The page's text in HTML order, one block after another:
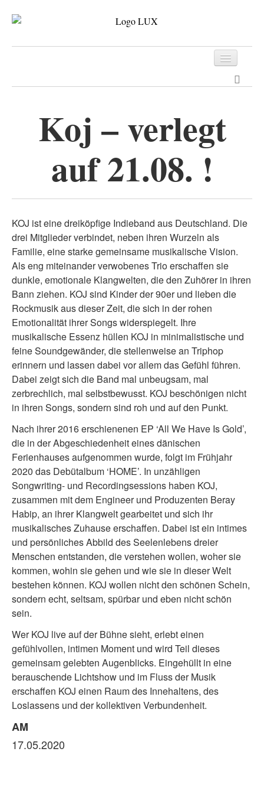
Archiv
Koj – verlegt
auf 21.08. !
KOJ ist eine dreiköpfige Indieband aus Deutschland. Die
drei Mitglieder verbindet, neben ihren Wurzeln als
Familie, eine starke gemeinsame musikalische Vision.
Als eng miteinander verwobenes Trio erschaffen sie
dunkle, emotionale Klangwelten, die den Zuhörer in ihren
Bann ziehen. KOJ sind Kinder der 90er und lieben die
Rockmusik aus dieser Zeit, die sich in der rohen
Emotionalität ihrer Songs widerspiegelt. Ihre
musikalische Essenz hüllen KOJ in minimalistische und
feine Soundgewänder, die stellenweise an Triphop
erinnern und lassen dabei vor allem das Gefühl führen.
Dabei zeigt sich die Band mal unbeugsam, mal
zerbrechlich, mal selbstbewusst. KOJ beschönigen nicht
in ihren Songs, sondern sind roh und auf den Punkt.
Nach ihrer 2016 erschienenen EP ‘All We Have Is Gold’,
die in der Abgeschiedenheit eines dänischen
Ferienhauses aufgenommen wurde, folgt im Frühjahr
2020 das Debütalbum ‘HOME’. In unzähligen
Songwriting- und Recordingsessions haben KOJ,
zusammen mit dem Engineer und Produzenten Beray
Habip, an ihrer Klangwelt gearbeitet und sich ihr
musikalisches Zuhause erschaffen. Dabei ist ein intimes
und persönliches Abbild des Seelenlebens dreier
Menschen entstanden, die verstehen wollen, woher sie
kommen, wohin sie gehen und wie sie in dieser Welt
bestehen können. KOJ wollen nicht den schönen Schein,
sondern echt, seltsam, spürbar und eben nicht schön
sein.
Wer KOJ live auf der Bühne sieht, erlebt einen
gefühlvollen, intimen Moment und wird Teil dieses
gemeinsam gelebten Augenblicks. Eingehüllt in eine
berauschende Lichtshow und im Fluss der Musik
erschaffen KOJ einen Raum des Innehaltens, des
Loslassens und der kollektiven Verbundenheit.
AM
17.05.2020